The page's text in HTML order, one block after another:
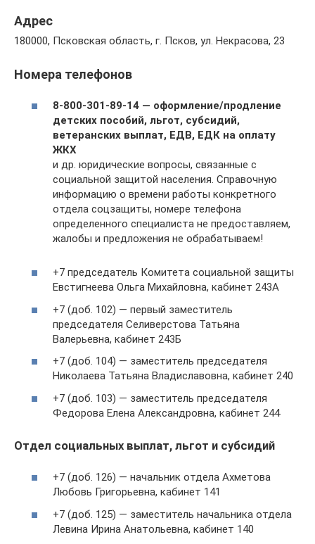
Адрес
180000, Псковская область, г. Псков, ул. Некрасова, 23
Номера телефонов
8-800-301-89-14 — оформление/продление
детских пособий, льгот, субсидий,
ветеранских выплат, ЕДВ, ЕДК на оплату
ЖКХ
и др. юридические вопросы, связанные с
социальной защитой населения. Справочную
информацию о времени работы конкретного
отдела соцзащиты, номере телефона
определенного специалиста не предоставляем,
жалобы и предложения не обрабатываем!
+7 председатель Комитета социальной защиты
Евстигнеева Ольга Михайловна, кабинет 243А
+7 (доб. 102) — первый заместитель
председателя Селиверстова Татьяна
Валерьевна, кабинет 243Б
+7 (доб. 104) — заместитель председателя
Николаева Татьяна Владиславовна, кабинет 240
+7 (доб. 103) — заместитель председателя
Федорова Елена Александровна, кабинет 244
Отдел социальных выплат, льгот и субсидий
+7 (доб. 126) — начальник отдела Ахметова
Любовь Григорьевна, кабинет 141
+7 (доб. 125) — заместитель начальника отдела
Левина Ирина Анатольевна, кабинет 140